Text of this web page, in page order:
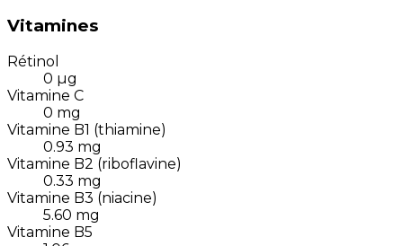
Vitamines
Rétinol
0 µg
Vitamine C
0 mg
Vitamine B1 (thiamine)
0.93 mg
Vitamine B2 (riboflavine)
0.33 mg
Vitamine B3 (niacine)
5.60 mg
Vitamine B5